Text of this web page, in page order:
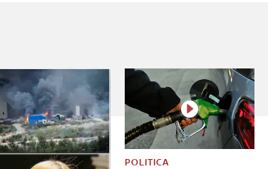
POLITICA